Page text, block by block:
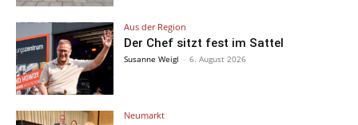
Aus der Region
Der Chef sitzt fest im Sattel
Susanne Weigl - 6. August 2026
Neumarkt